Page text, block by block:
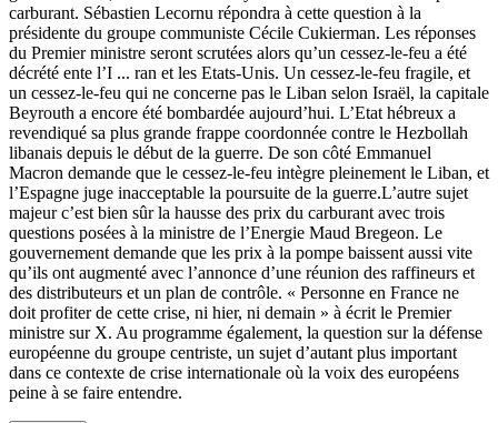
carburant. Sébastien Lecornu répondra à cette question à la
présidente du groupe communiste Cécile Cukierman. Les réponses
du Premier ministre seront scrutées alors qu’un cessez-le-feu a été
décrété ente l’I ... ran et les Etats-Unis. Un cessez-le-feu fragile, et
un cessez-le-feu qui ne concerne pas le Liban selon Israël, la capitale
Beyrouth a encore été bombardée aujourd’hui. L’Etat hébreux a
revendiqué sa plus grande frappe coordonnée contre le Hezbollah
libanais depuis le début de la guerre. De son côté Emmanuel
Macron demande que le cessez-le-feu intègre pleinement le Liban, et
l’Espagne juge inacceptable la poursuite de la guerre.L’autre sujet
majeur c’est bien sûr la hausse des prix du carburant avec trois
questions posées à la ministre de l’Energie Maud Bregeon. Le
gouvernement demande que les prix à la pompe baissent aussi vite
qu’ils ont augmenté avec l’annonce d’une réunion des raffineurs et
des distributeurs et un plan de contrôle. « Personne en France ne
doit profiter de cette crise, ni hier, ni demain » à écrit le Premier
ministre sur X. Au programme également, la question sur la défense
européenne du groupe centriste, un sujet d’autant plus important
dans ce contexte de crise internationale où la voix des européens
peine à se faire entendre.